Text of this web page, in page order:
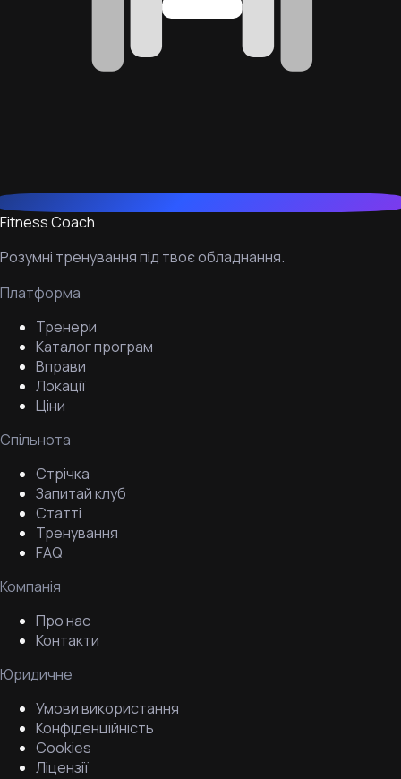
Fitness Coach
Розумні тренування під твоє обладнання.
Платформа
Тренери
Каталог програм
Вправи
Локації
Ціни
Спільнота
Стрічка
Запитай клуб
Статті
Тренування
FAQ
Компанія
Про нас
Контакти
Юридичне
Умови використання
Конфіденційність
Cookies
Ліцензії